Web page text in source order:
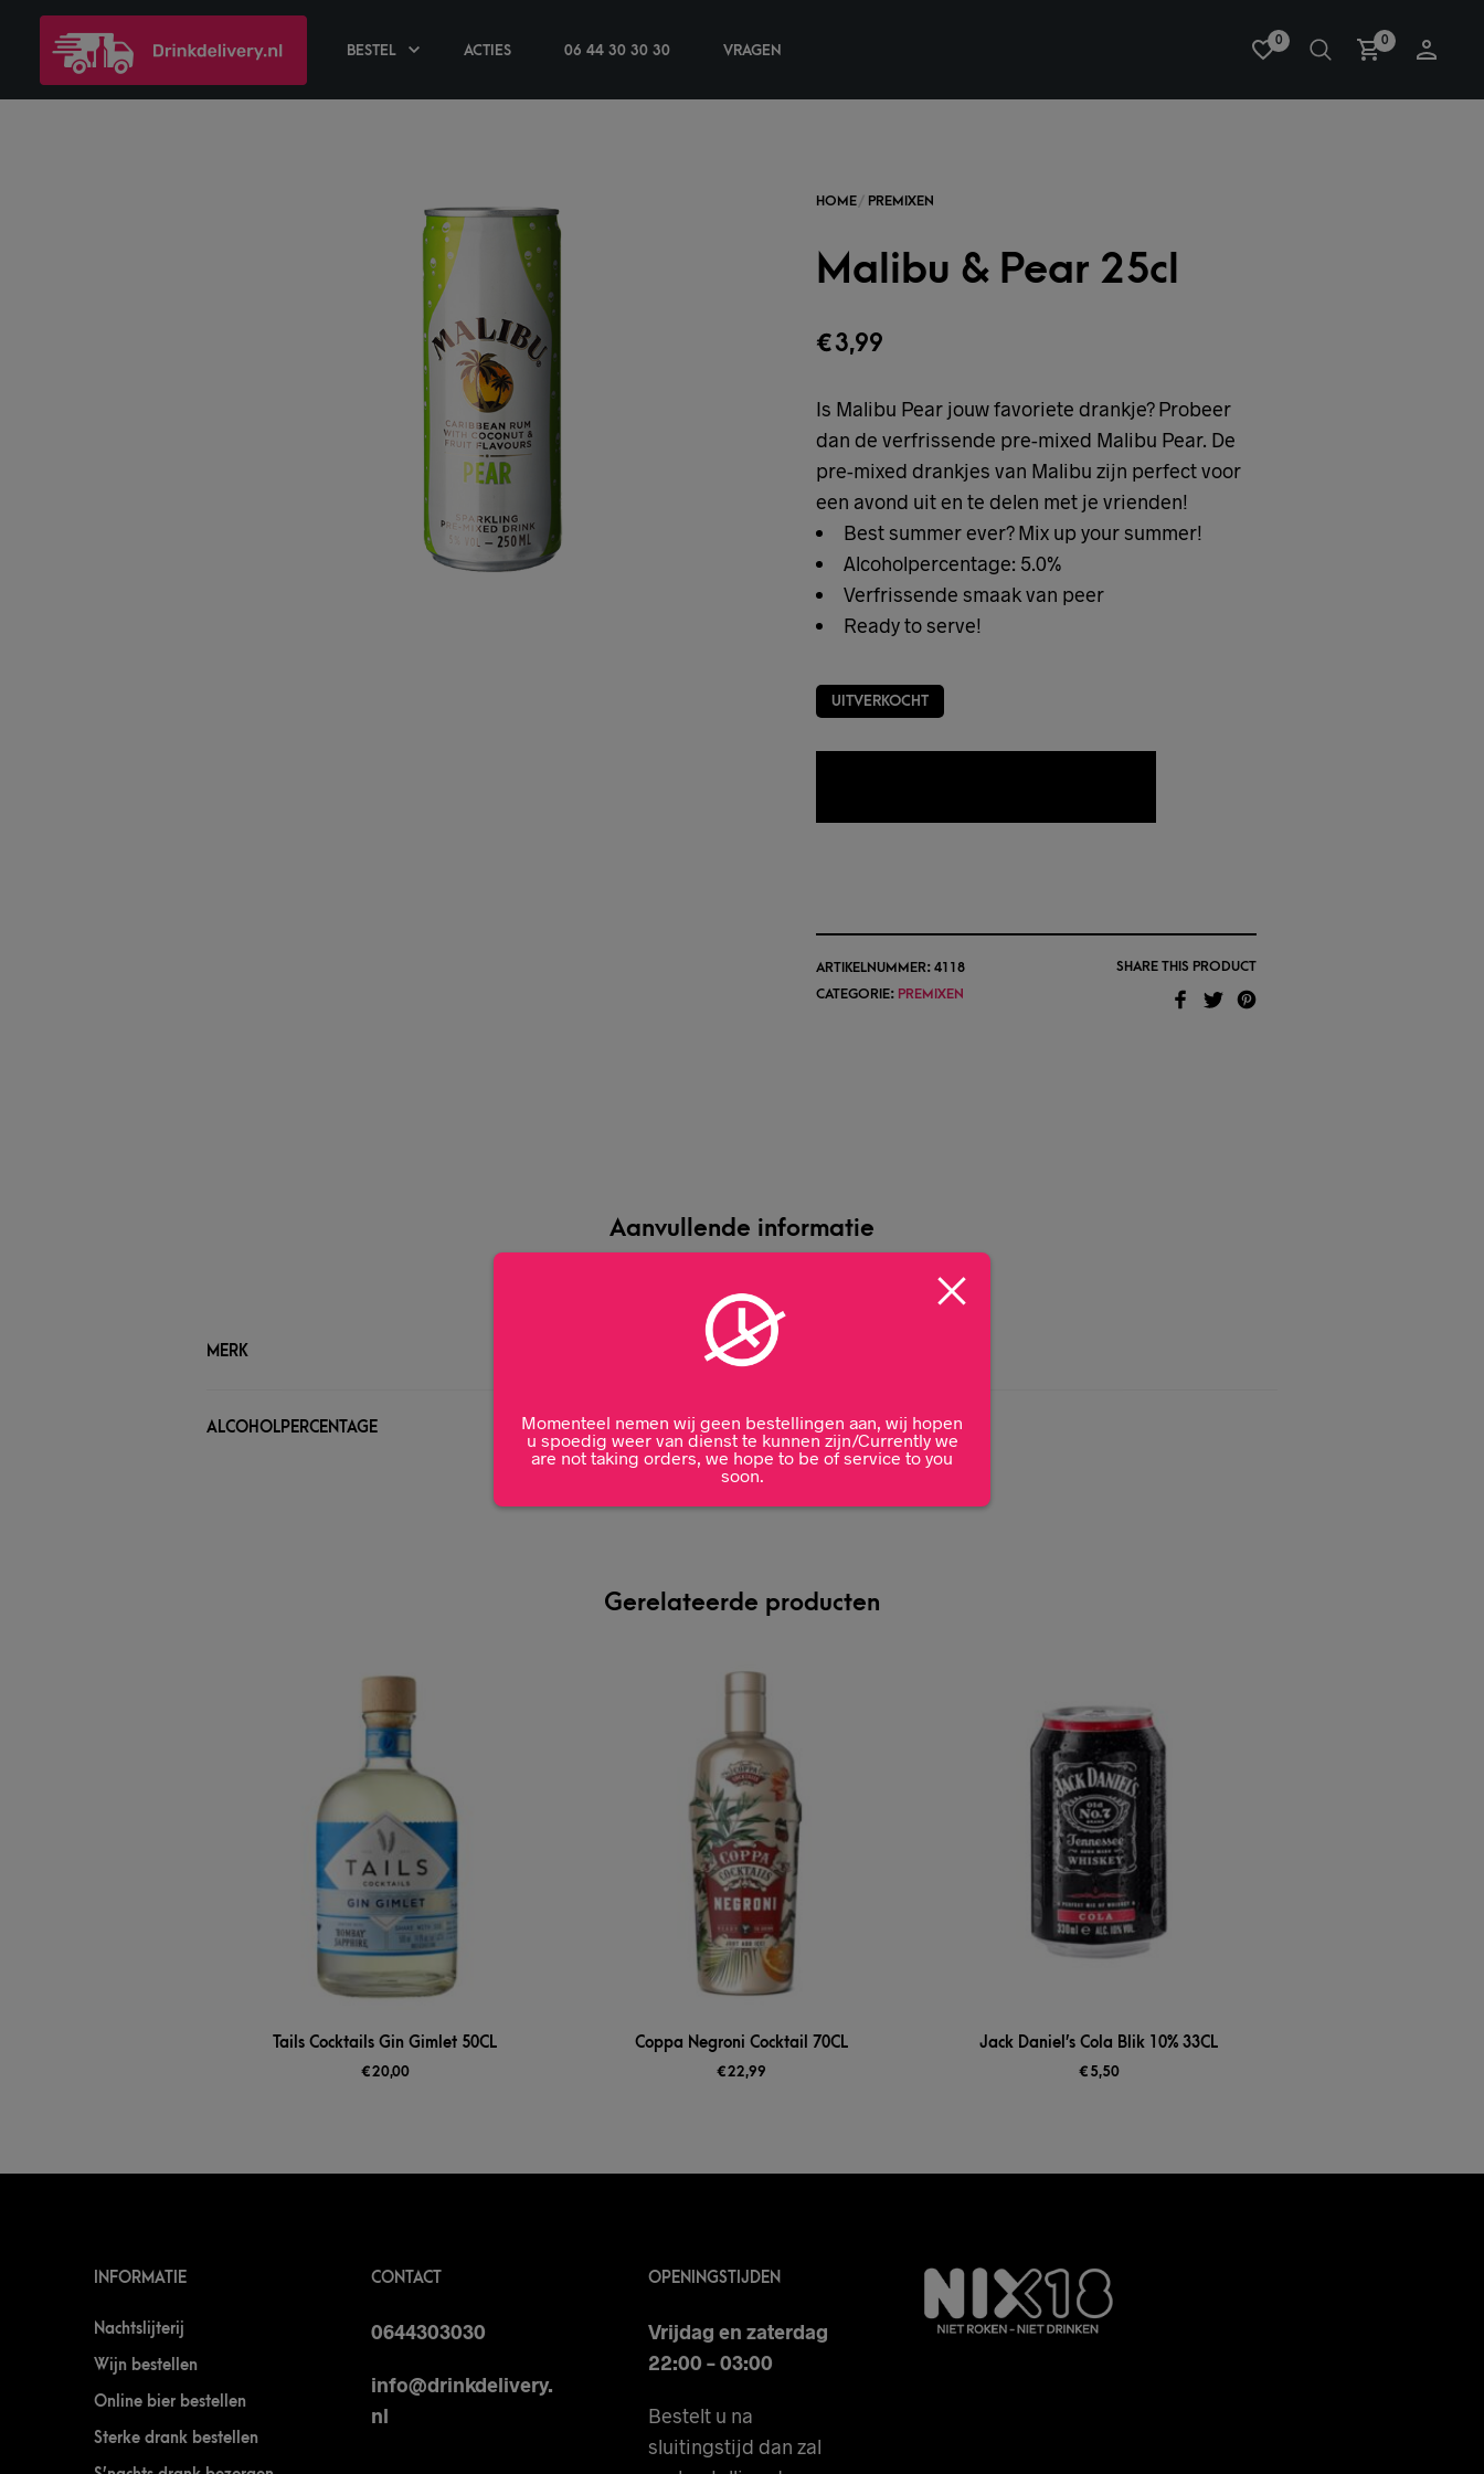
BESTEL ACTIES 06 44 30 30 30 VRAGEN
0 0
Malibu & Pear 25cl
€3,99
Is Malibu Pear jouw favoriete drankje? Probeer
dan de verfrissende pre-mixed Malibu Pear. De
pre-mixed drankjes van Malibu zijn perfect voor
een avond uit en te delen met je vrienden!
Best summer ever? Mix up your summer!
Alcoholpercentage: 5.0%
Verfrissende smaak van peer
Ready to serve!
UITVERKOCHT
ARTIKELNUMMER: 4118
CATEGORIE: PREMIXEN
SHARE THIS PRODUCT
Aanvullende informatie
MERK
ALCOHOLPERCENTAGE 5%
Gerelateerde producten
Tails Cocktails Gin Gimlet 50CL
€20,00
Coppa Negroni Cocktail 70CL
€22,99
Jack Daniel’s Cola Blik 10% 33CL
€ 5,50
INFORMATIE
Nachtslijterij
Wijn bestellen
Online bier bestellen
Sterke drank bestellen
CONTACT
0644303030
info@drinkdelivery.
nl
OPENINGSTIJDEN
Vrijdag en zaterdag
22:00 – 03:00
Bestelt u na
sluitingstijd dan zal
Momenteel nemen wij geen bestellingen aan, wij hopen
u spoedig weer van dienst te kunnen zijn/Currently we
are not taking orders, we hope to be of service to you
soon.